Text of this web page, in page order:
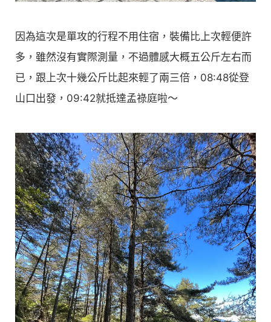
因為這次是單攻的行程不用住宿，裝備比上次輕便許
多，雖然沒有實際測量，不過體感大概五公斤左右而
已，跟上次十幾公斤比起來輕了兩三倍，08:48從登
山口出發，09:42就抵達孟祿庭啦～